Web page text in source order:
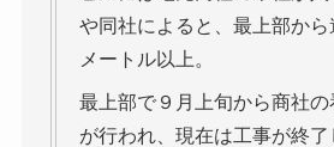
や同社によると、最上部から
メートル以上。
最上部で９月上旬から商社
が行われ、現在は工事が終